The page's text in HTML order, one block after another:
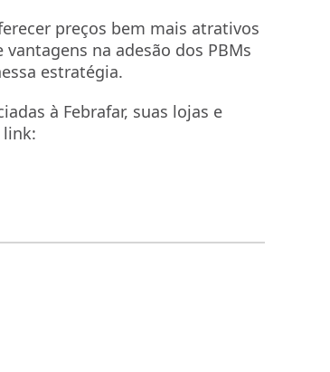
preços bem mais atrativos
na adesão dos PBMs
estratégia.
à Febrafar, suas lojas e
link: